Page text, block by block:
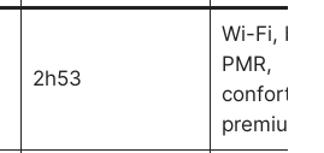
2h53
Wi-Fi, bar,
PMR,
confort
premium